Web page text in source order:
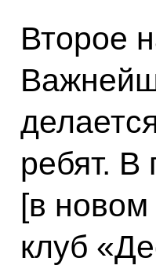
Второе
ребят. В
[в
клуб